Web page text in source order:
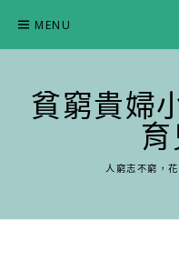
content
MENU
貧窮貴婦
人窮志不窮，